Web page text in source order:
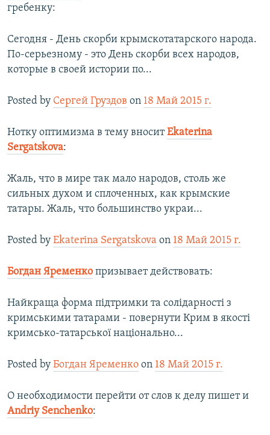
гребенку:
Сегодня - День скорби крымскотатарского народа.
По-серьезному - это День скорби всех народов,
которые в своей истории по...
Posted by Сергей Груздов on 18 Май 2015 г.
Нотку оптимизма в тему вноситEkaterina
Sergatskova:
Жаль, что в мире так мало народов, столь же
сильных духом и сплоченных, как крымские
татары. Жаль, что большинство украи...
Posted by Ekaterina Sergatskova on 18 Май 2015 г.
Богдан Яременко призывает действовать:
Найкраща форма підтримки та солідарності з
кримськими татарами - повернути Крим в якості
кримсько-татарської національно...
Posted by Богдан Яременко on 18 Май 2015 г.
О необходимости перейти от слов к делу пишет и
Andriy Senchenko: